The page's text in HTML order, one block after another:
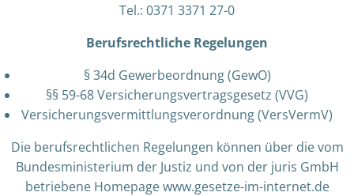
Tel.: 0371 3371 27-0
Berufsrechtliche Regelungen
§ 34d Gewerbeordnung (GewO)
§§ 59-68 Versicherungsvertragsgesetz (VVG)
Versicherungsvermittlungsverordnung (VersVermV)
Die berufsrechtlichen Regelungen können über die vom
Bundesministerium der Justiz und von der juris GmbH
betriebene Homepage www.gesetze-im-internet.de